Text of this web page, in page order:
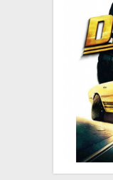
XZONE KLUB
TCG &
VÝKUP HER